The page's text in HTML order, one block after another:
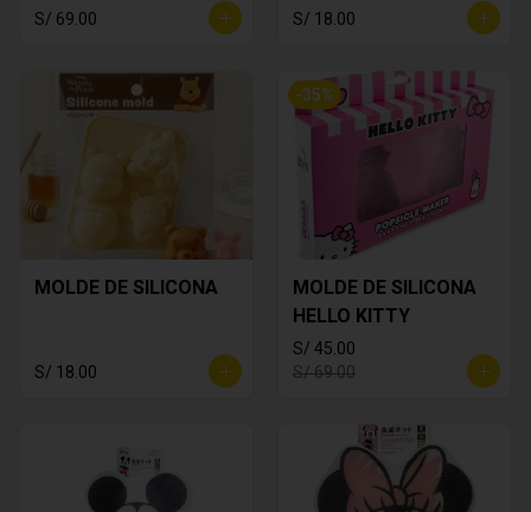
S/ 69.00 S/ 18.00
MOLDE DE SILICONA
S/ 18.00
-35%
MOLDE DE SILICONA
HELLO KITTY
S/ 45.00
S/ 69.00